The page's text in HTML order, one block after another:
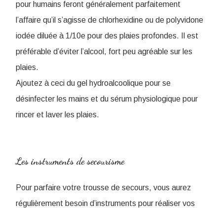
pour humains feront généralement parfaitement
l’affaire qu’il s’agisse de chlorhexidine ou de polyvidone
iodée diluée à 1/10e pour des plaies profondes. Il est
préférable d’éviter l’alcool, fort peu agréable sur les
plaies.
Ajoutez à ceci du gel hydroalcoolique pour se
désinfecter les mains et du sérum physiologique pour
rincer et laver les plaies.
Les instruments de secourisme
Pour parfaire votre trousse de secours, vous aurez
régulièrement besoin d’instruments pour réaliser vos